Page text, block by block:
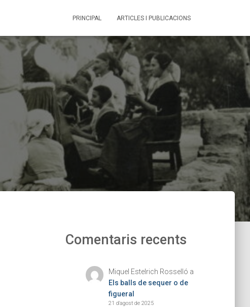
PRINCIPAL ARTICLES I PUBLICACIONS
Comentaris recents
Miquel Estelrich Rosselló a
Els balls de sequer o de
figueral
21 d'agost de 2025